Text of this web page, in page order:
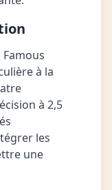
à la
à 2,5
les
une